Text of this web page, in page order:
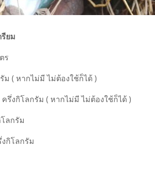
ยม
ร
ม ( หากไม่มี ไม่ต้องใช้ก็ได้ )
ครึ่งกิโลกรัม ( หากไม่มี ไม่ต้องใช้ก็ได้ )
ลกรัม
กิโลกรัม